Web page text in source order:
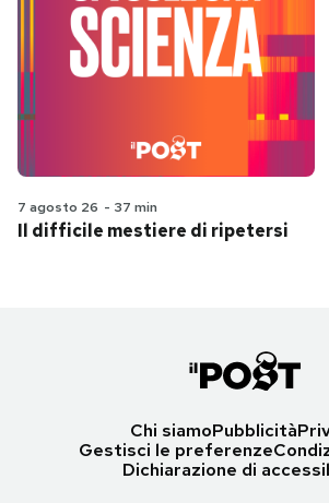
7 agosto 26 - 37 min
Il difficile mestiere di ripetersi
Chi siamoPubblicità
Gestisci le preferenze
Dichiarazione di